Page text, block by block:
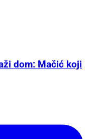
dom: Mačić koji